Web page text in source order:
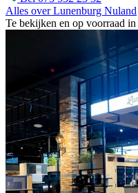
Alles over Lunenburg Nuland
Te bekijken en op voorraad in